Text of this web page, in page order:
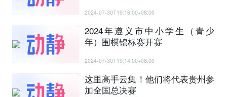
2024-07-30T19:16:00+08:00
2024年遵义市中小学生（青少
年）围棋锦标赛开赛
2024-07-30T19:14:00+08:00
这里高手云集！他们将代表贵州参
加全国总决赛